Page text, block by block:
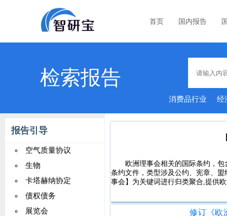
首页 国内报告
检索报告
消费品行业 经
能家居
报告引导
空气质量协议
生物
卡塔赫纳协定
债权债务
展览会
欧洲理事会相关的国际条约，包
条约文件，类型涉及公约、宪章、
事会】为关键词进行归类聚合,提供